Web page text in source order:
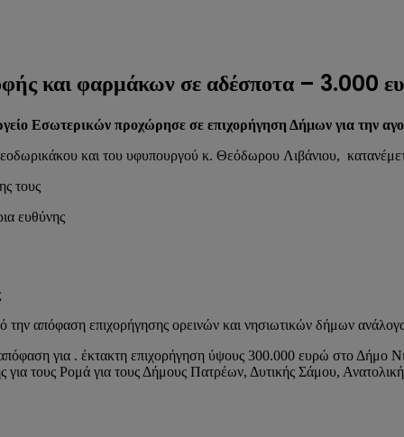
και φαρμάκων σε αδέσποτα – 3.000
Εσωτερικών προχώρησε σε επιχορήγηση Δήμων για την
και του υφυπουργού κ. Θεόδωρου Λιβάνιου,
τους
ευθύνης
την απόφαση επιχορήγησης ορεινών και νησιωτικών δήμων
για . έκτακτη επιχορήγηση ύψους 300.000 ευρώ στο Δήμο
τους Ρομά για τους Δήμους Πατρέων, Δυτικής Σάμου,